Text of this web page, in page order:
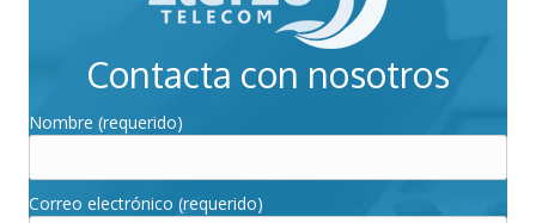
Contacta con nosotros
Nombre (requerido)
Correo electrónico (requerido)